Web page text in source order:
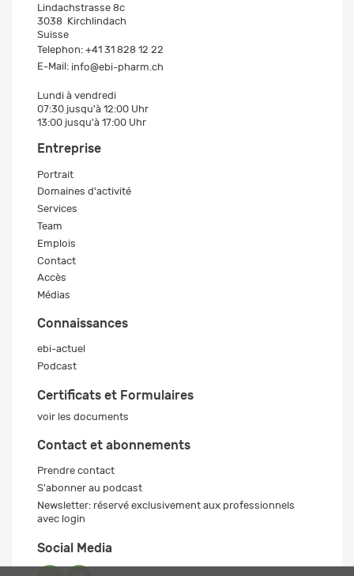
Lindachstrasse 8c
3038 Kirchlindach
Suisse
Telephon: +41 31 828 12 22
E-Mail: info@ebi-pharm.ch
Lundi à vendredi
07:30 jusqu'à 12:00 Uhr
13:00 jusqu'à 17:00 Uhr
Entreprise
Portrait
Domaines d'activité
Services
Team
Emplois
Contact
Accès
Médias
Connaissances
ebi-actuel
Podcast
Certificats et Formulaires
voir les documents
Contact et abonnements
Prendre contact
S'abonner au podcast
Newsletter: réservé exclusivement aux professionnels
avec login
Social Media